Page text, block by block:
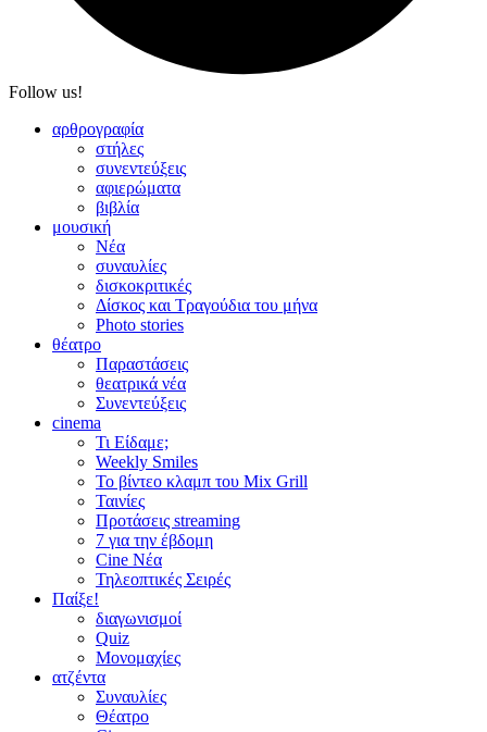
Follow us!
αρθρογραφία
στήλες
συνεντεύξεις
αφιερώματα
βιβλία
μουσική
Νέα
συναυλίες
δισκοκριτικές
Δίσκος και Τραγούδια του μήνα
Photo stories
θέατρο
Παραστάσεις
θεατρικά νέα
Συνεντεύξεις
cinema
Τι Είδαμε;
Weekly Smiles
Το βίντεο κλαμπ του Mix Grill
Ταινίες
Προτάσεις streaming
7 για την έβδομη
Cine Νέα
Τηλεοπτικές Σειρές
Παίξε!
διαγωνισμοί
Quiz
Μονομαχίες
ατζέντα
Συναυλίες
Θέατρο